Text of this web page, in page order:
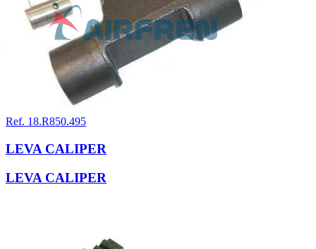
Ref. 18.R850.495
LEVA CALIPER
LEVA CALIPER